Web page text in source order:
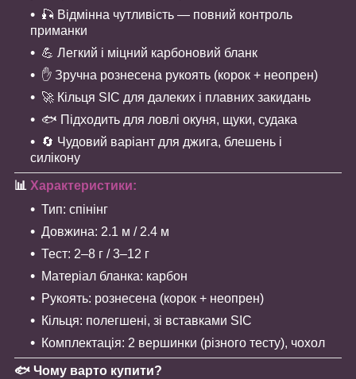
🎣 Відмінна чутливість — повний контроль
приманки
💪 Легкий і міцний карбоновий бланк
✋ Зручна рознесена рукоять (корок + неопрен)
🚀 Кільця SIC для далеких і плавних закидань
🐟 Підходить для ловлі окуня, щуки, судака
🔄 Чудовий варіант для джига, блешень і
силікону
📊 Характеристики:
Тип: спінінг
Довжина: 2.1 м / 2.4 м
Тест: 2–8 г / 3–12 г
Матеріал бланка: карбон
Рукоять: рознесена (корок + неопрен)
Кільця: полегшені, зі вставками SIC
Комплектація: 2 вершинки (різного тесту), чохол
🐟 Чому варто купити?